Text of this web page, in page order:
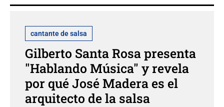
cantante de salsa
Gilberto Santa Rosa presenta
"Hablando Música" y revela
por qué José Madera es el
arquitecto de la salsa